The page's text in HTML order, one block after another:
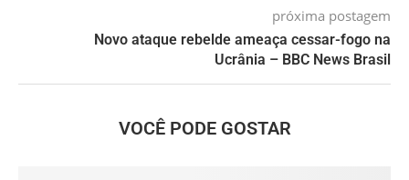
próxima postagem
Novo ataque rebelde ameaça cessar-fogo na
Ucrânia – BBC News Brasil
VOCÊ PODE GOSTAR